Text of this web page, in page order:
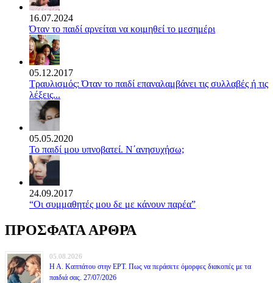
16.07.2024
Όταν το παιδί αρνείται να κοιμηθεί το μεσημέρι
05.12.2017
Τραυλισμός: Όταν το παιδί επαναλαμβάνει τις συλλαβές ή τις
λέξεις...
05.05.2020
Το παιδί μου υπνοβατεί. Ν΄ανησυχήσω;
24.09.2017
“Οι συμμαθητές μου δε με κάνουν παρέα”
ΠΡΟΣΦΑΤΑ ΑΡΘΡΑ
05.08.2026
Η Α. Καππάτου στην ΕΡΤ. Πως να περάσετε όμορφες διακοπές με τα
παιδιά σας. 27/07/2026